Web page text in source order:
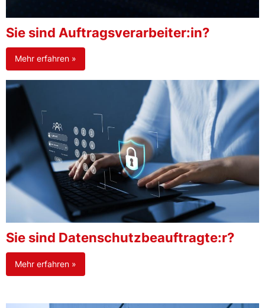
Sie sind Auftragsverarbeiter:in?
Mehr erfahren »
Sie sind Datenschutzbeauftragte:r?
Mehr erfahren »